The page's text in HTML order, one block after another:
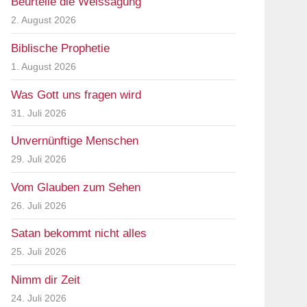
2. August 2026
Biblische Prophetie
1. August 2026
Was Gott uns fragen wird
31. Juli 2026
Unvernünftige Menschen
29. Juli 2026
Vom Glauben zum Sehen
26. Juli 2026
Satan bekommt nicht alles
25. Juli 2026
Nimm dir Zeit
24. Juli 2026